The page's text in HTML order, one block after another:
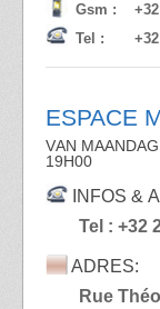
Gsm :
Tel :
ESPACE
VAN MAANDAG
19H00
INFOS &
Tel : +32
ADRES:
Rue